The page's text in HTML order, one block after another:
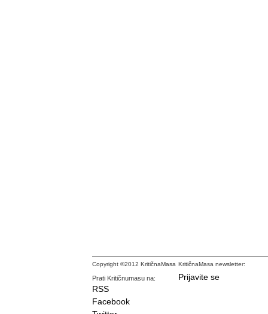
Copyright ©2012 KritičnaMasa
Prati Kritičnumasu na:
RSS
Facebook
KritičnaMasa newsletter:
Prijavite se